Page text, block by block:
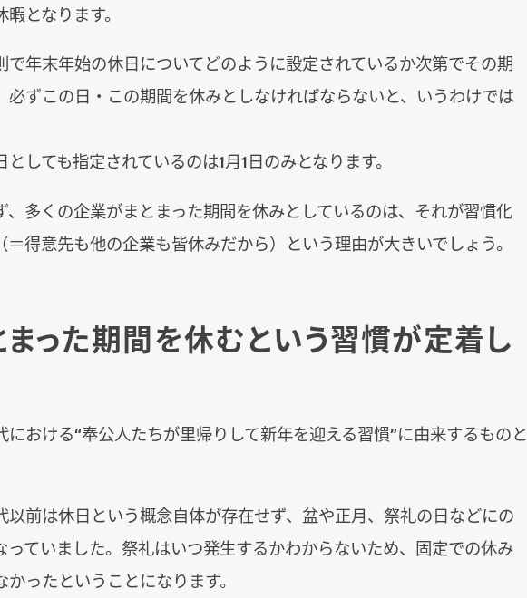
となります。
で年末年始の休日についてどのように設定されているか次第でその期
必ずこの日・この期間を休みとしなければならないと、いうわけでは
しても指定されているのは1月1日のみとなります。
、多くの企業がまとまった期間を休みとしているのは、それが習慣化
得意先も他の企業も皆休みだから）という理由が大きいでしょう。
まった期間を休むという習慣が定着し
における“奉公人たちが里帰りして新年を迎える習慣”に由来するものと
以前は休日という概念自体が存在せず、盆や正月、祭礼の日などにの
っていました。祭礼はいつ発生するかわからないため、固定での休み
ったということになります。